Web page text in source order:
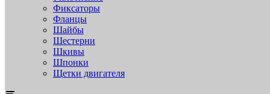
Фиксаторы
Фланцы
Шайбы
Шестерни
Шкивы
Шпонки
Щетки двигателя